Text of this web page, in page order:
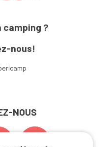
camping ?
nous!
NOUS